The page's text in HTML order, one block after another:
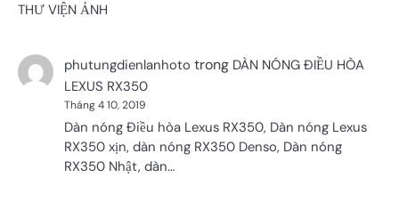
THƯ VIỆN ẢNH
phutungdienlanhoto trong DÀN NÓNG ĐIỀU HÒA
LEXUS RX350
Tháng 4 10, 2019
Dàn nóng Điều hòa Lexus RX350, Dàn nóng Lexus
RX350 xịn, dàn nóng RX350 Denso, Dàn nóng
RX350 Nhật, dàn…